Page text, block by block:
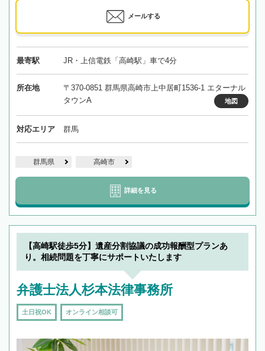
メールする
最寄駅 JR・上信電鉄「高崎駅」車で4分
所在地
〒370-0851 群馬県高崎市上中居町1536-1 エターナル
タウンA
地図
対応エリア 群馬
群馬県 高崎市
詳細を見る
【高崎駅徒歩5分】遺産分割協議の成功報酬型プランあ
り。相続問題を丁寧にサポートいたします
弁護士法人杉本法律事務所
土日祝OK オンライン相談可